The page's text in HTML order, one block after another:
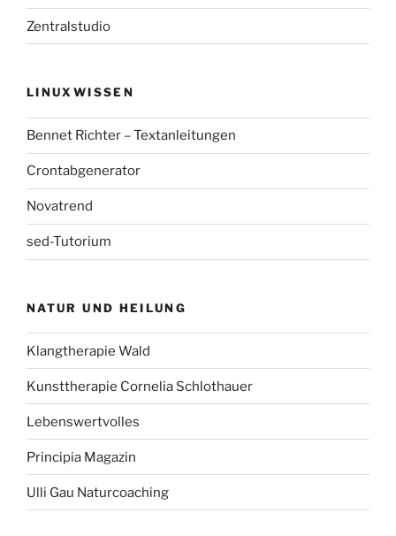
Zentralstudio
LINUXWISSEN
Bennet Richter – Textanleitungen
Crontabgenerator
Novatrend
sed-Tutorium
NATUR UND HEILUNG
Klangtherapie Wald
Kunsttherapie Cornelia Schlothauer
Lebenswertvolles
Principia Magazin
Ulli Gau Naturcoaching